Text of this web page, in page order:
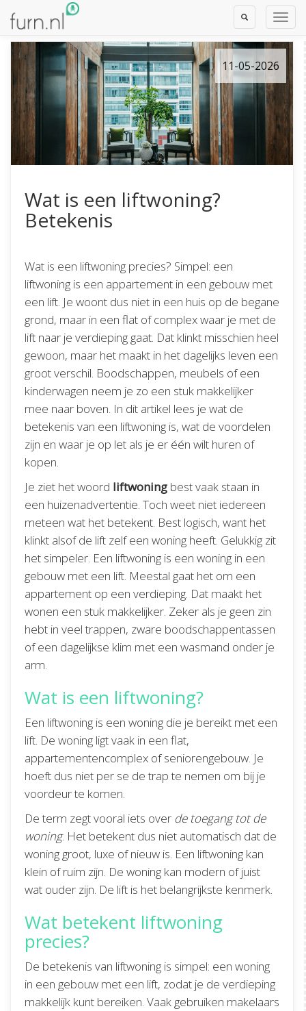
Toggle
Search
Wat is een liftwoning?
Betekenis
11-05-2026
Wat is een liftwoning precies? Simpel: een
liftwoning is een appartement in een gebouw met
een lift. Je woont dus niet in een huis op de begane
grond, maar in een flat of complex waar je met de
lift naar je verdieping gaat. Dat klinkt misschien heel
gewoon, maar het maakt in het dagelijks leven een
groot verschil. Boodschappen, meubels of een
kinderwagen neem je zo een stuk makkelijker
mee naar boven. In dit artikel lees je wat de
betekenis van een liftwoning is, wat de voordelen
zijn en waar je op let als je er één wilt huren of
kopen.
Je ziet het woord liftwoning best vaak staan in
een huizenadvertentie. Toch weet niet iedereen
meteen wat het betekent. Best logisch, want het
klinkt alsof de lift zelf een woning heeft. Gelukkig zit
het simpeler. Een liftwoning is een woning in een
gebouw met een lift. Meestal gaat het om een
appartement op een verdieping. Dat maakt het
wonen een stuk makkelijker. Zeker als je geen zin
hebt in veel trappen, zware boodschappentassen
of een dagelijkse klim met een wasmand onder je
arm.
Wat is een liftwoning?
Een liftwoning is een woning die je bereikt met een
lift. De woning ligt vaak in een flat,
appartementencomplex of seniorengebouw. Je
hoeft dus niet per se de trap te nemen om bij je
voordeur te komen.
De term zegt vooral iets over de toegang tot de
woning. Het betekent dus niet automatisch dat de
woning groot, luxe of nieuw is. Een liftwoning kan
klein of ruim zijn. De woning kan modern of juist
wat ouder zijn. De lift is het belangrijkste kenmerk.
Wat betekent liftwoning
precies?
De betekenis van liftwoning is simpel: een woning
in een gebouw met een lift, zodat je de verdieping
makkelijk kunt bereiken. Vaak gebruiken makelaars